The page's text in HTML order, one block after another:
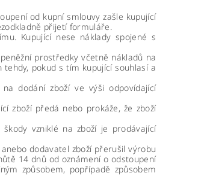
od kupní smlouvy zašle kupující
přijetí formuláře.
Kupující nese náklady spojené s
prostředky včetně nákladů na
pokud s tím kupující souhlasí a
dodání zboží ve výši odpovídající
zboží předá nebo prokáže, že zboží
vzniklé na zboží je prodávající
dodavatel zboží přerušil výrobu
14 dnů od oznámení o odstoupení
způsobem, popřípadě způsobem